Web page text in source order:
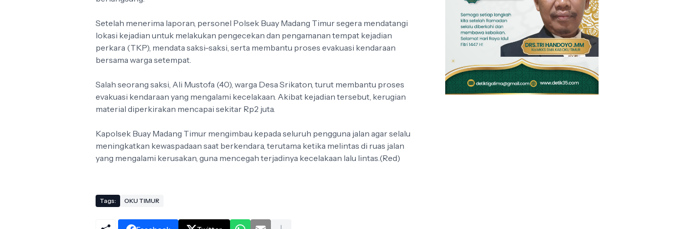
Setelah menerima laporan, personel Polsek Buay Madang Timur segera mendatangi
lokasi kejadian untuk melakukan pengecekan dan pengamanan tempat kejadian
perkara (TKP), mendata saksi-saksi, serta membantu proses evakuasi kendaraan
bersama warga setempat.
Salah seorang saksi, Ali Mustofa (40), warga Desa Srikaton, turut membantu proses
evakuasi kendaraan yang mengalami kecelakaan. Akibat kejadian tersebut, kerugian
material diperkirakan mencapai sekitar Rp2 juta.
Kapolsek Buay Madang Timur mengimbau kepada seluruh pengguna jalan agar selalu
meningkatkan kewaspadaan saat berkendara, terutama ketika melintas di ruas jalan
yang mengalami kerusakan, guna mencegah terjadinya kecelakaan lalu lintas.(Red)
Tags: OKU TIMUR